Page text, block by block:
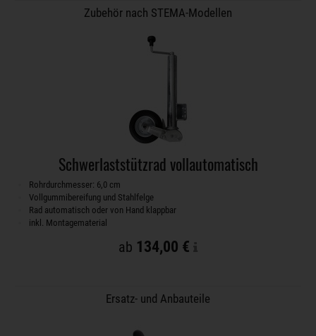
Zubehör nach STEMA-Modellen
Schwerlaststützrad vollautomatisch
Rohrdurchmesser: 6,0 cm
Vollgummibereifung und Stahlfelge
Rad automatisch oder von Hand klappbar
inkl. Montagematerial
ab 134,00 €
Ersatz- und Anbauteile